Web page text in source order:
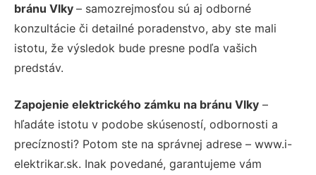
bránu Vlky – samozrejmosťou sú aj odborné
konzultácie či detailné poradenstvo, aby ste mali
istotu, že výsledok bude presne podľa vašich
predstáv.
Zapojenie elektrického zámku na bránu Vlky –
hľadáte istotu v podobe skúseností, odbornosti a
precíznosti? Potom ste na správnej adrese – www.i-
elektrikar.sk. Inak povedané, garantujeme vám